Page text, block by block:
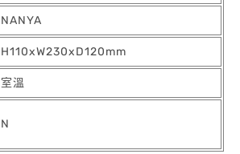
NANYA
H110xW230xD120mm
室溫
N